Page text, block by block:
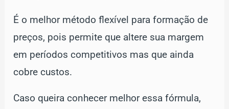
É o melhor método flexível para formação de
preços, pois permite que altere sua margem
em períodos competitivos mas que ainda
cobre custos.
Caso queira conhecer melhor essa fórmula,